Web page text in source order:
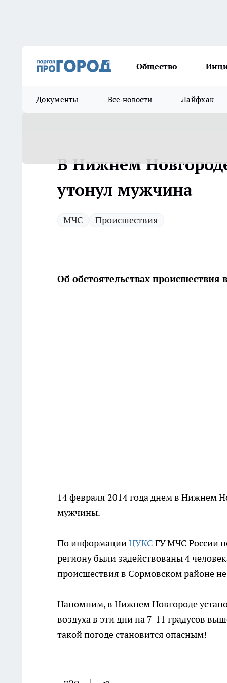
Общество
Документы Все новости Лайфхак
В Нижнем
утонул мужчина
МЧС Происшествия
Об обстоятельствах
14 февраля 2014 года днем в Нижнем
мужчины.
По информацииЦУКС ГУ МЧС России
региону были задействованы 4
происшествия в Сормовском районе
Напомним, в Нижнем Новгороде
воздуха в эти дни на 7-11 градусов
такой погоде становится опасным!